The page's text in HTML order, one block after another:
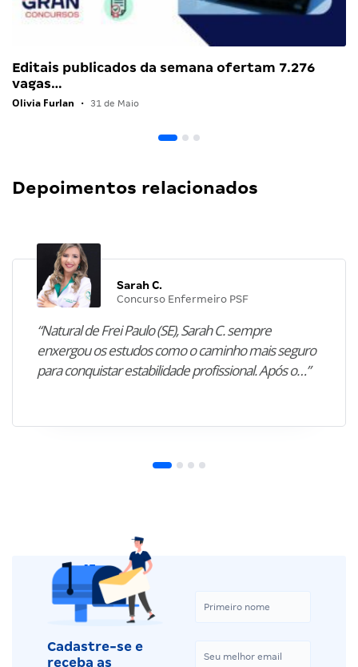
Editais publicados da semana ofertam 7.276
vagas…
Olivia Furlan • 31 de Maio
Depoimentos relacionados
Sarah C.
Concurso Enfermeiro PSF
“Natural de Frei Paulo (SE), Sarah C. sempre
enxergou os estudos como o caminho mais seguro
para conquistar estabilidade profissional. Após o…”
Cadastre-se e
receba as